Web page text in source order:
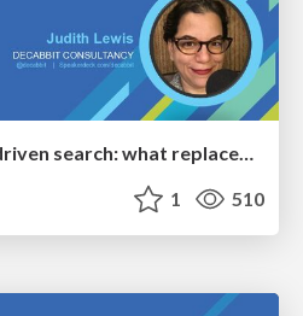
LLM visibility and AI-driven search: what replaces “rankings” as the primary KPI - BrightonSEO April 2026
1 510